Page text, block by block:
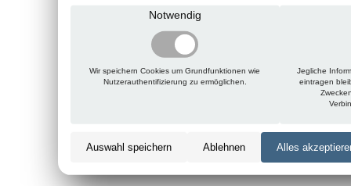
Notwendig
Wir speichern Cookies um Grundfunktionen wie
Nutzerauthentifizierung zu ermöglichen.
Jegliche
eintragen
Auswahl speichern Ablehnen Alles